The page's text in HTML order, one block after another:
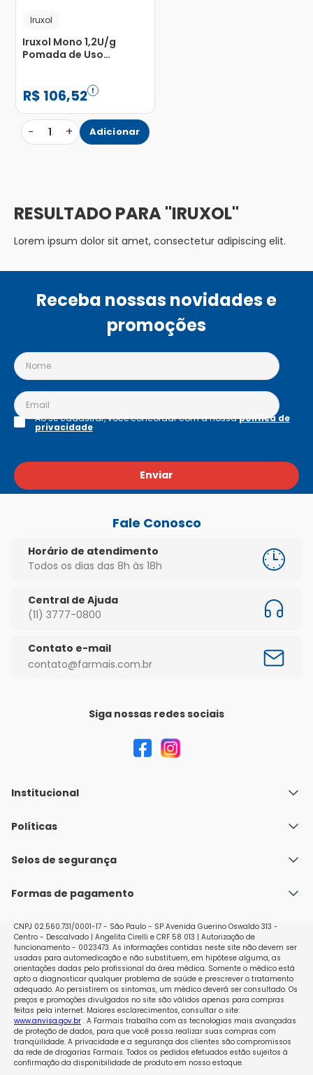
Iruxol
Iruxol Mono 1,2U/g
Pomada de Uso
R$ 106,52
− 1 + Adicionar
IRUXOL
Lorem ipsum dolor sit amet, consectetur adipiscing elit.
Receba nossas novidades e
promoções
Enviar
Ao se cadastrar, você concordar com a nossapolítica de
privacidade
Fale Conosco
Horário de atendimento
Todos os dias das 8h às 18h
Central de Ajuda
(11) 3777-0800
Contato e-mail
contato@farmais.com.br
Siga nossas redes sociais
Institucional
Quem Somos
Nossas lojas
Políticas
Política de Envio
Políticas de Trocas e Devoluções
Selos de segurança
Formas de pagamento
CNPJ 02.560.731/0001-17 - São Paulo - SP Avenida Guerino Oswaldo 313 -
Centro - Descalvado | Angelita Cirelli e CRF 58 013 | Autorização de
funcionamento - 0023473. As informações contidas neste site não devem ser
usadas para automedicação e não substituem, em hipótese alguma, as
orientações dadas pelo profissional da área médica. Somente o médico está
apto a diagnosticar qualquer problema de saúde e prescrever o tratamento
adequado. Ao persistirem os sintomas, um médico deverá ser consultado. Os
preços e promoções divulgados no site são válidos apenas para compras
feitas pela internet. Maiores esclarecimentos, consultar o site:
www.anvisa.gov.br. A Farmais trabalha com as tecnologias mais avançadas
de proteção de dados, para que você possa realizar suas compras com
tranqüilidade. A privacidade e a segurança dos clientes são compromissos
da rede de drogarias Farmais. Todos os pedidos efetuados estão sujeitos à
confirmação da disponibilidade de produto em nosso estoque.